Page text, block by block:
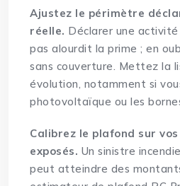
Ajustez le périmètre
réelle. Déclarer une activité
pas alourdit la prime ; en
sans couverture. Mettez la
évolution, notamment si
photovoltaïque ou les
Calibrez le plafond sur
exposés. Un sinistre
peut atteindre des